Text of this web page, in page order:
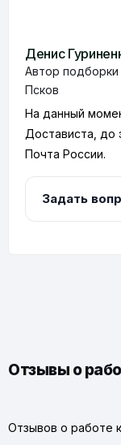
Денис
Автор подборки
Псков
На данный
Достависта, до
Почта России.
Задать
Отзывы о
Отзывов о работе